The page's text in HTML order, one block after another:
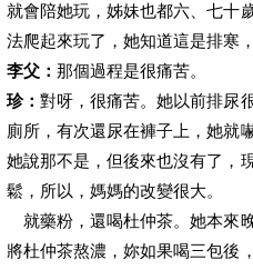
就會陪她玩，姊妹也都六、七十
法爬起來玩了，她知道這是排寒
李父： 那個過程是很痛苦。
珍：對呀，很痛苦。她以前排尿
廁所，有次還尿在褲子上，她就
她說那不是，但後來也沒有了，
鬆，所以，媽媽的改變很大。
就藥粉，還喝杜仲茶。她本來
將杜仲茶熬濃，妳如果喝三包後